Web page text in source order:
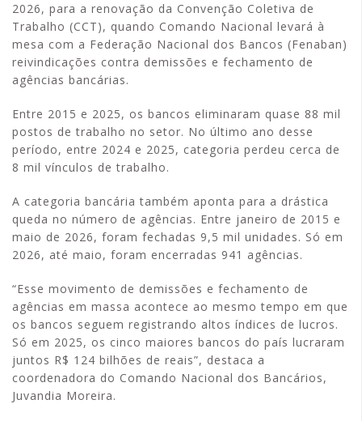
2026, para a renovação da Convenção Coletiva de
Trabalho (CCT), quando Comando Nacional levará à
mesa com a Federação Nacional dos Bancos (Fenaban)
reivindicações contra demissões e fechamento de
agências bancárias.
Entre 2015 e 2025, os bancos eliminaram quase 88 mil
postos de trabalho no setor. No último ano desse
período, entre 2024 e 2025, categoria perdeu cerca de
8 mil vínculos de trabalho.
A categoria bancária também aponta para a drástica
queda no número de agências. Entre janeiro de 2015 e
maio de 2026, foram fechadas 9,5 mil unidades. Só em
2026, até maio, foram encerradas 941 agências.
“Esse movimento de demissões e fechamento de
agências em massa acontece ao mesmo tempo em que
os bancos seguem registrando altos índices de lucros.
Só em 2025, os cinco maiores bancos do país lucraram
juntos R$ 124 bilhões de reais”, destaca a
coordenadora do Comando Nacional dos Bancários,
Juvandia Moreira.